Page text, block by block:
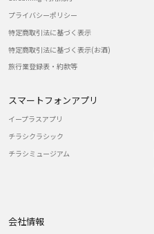
プライバシーポリシー
特定商取引法に基づく表示
特定商取引法に基づく表示(お酒)
旅行業登録表・約款等
スマートフォンアプリ
イープラスアプリ
チラシクラシック
チラシミュージアム
会社情報